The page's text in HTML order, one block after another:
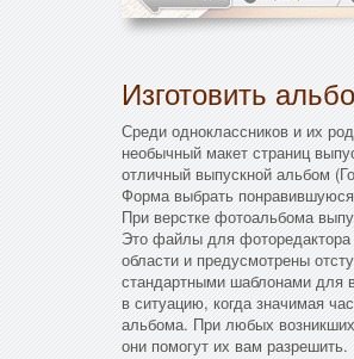
Изготовить
Среди одноклассников и их
необычный макет страниц
отличный выпускной альбом
Форма выбрать понравившуюся
При верстке фотоальбома
Это файлы для фоторедактора
области и предусмотрены
стандартными шаблонами для
в ситуацию, когда значимая
альбома. При любых
они помогут их вам разрешить.